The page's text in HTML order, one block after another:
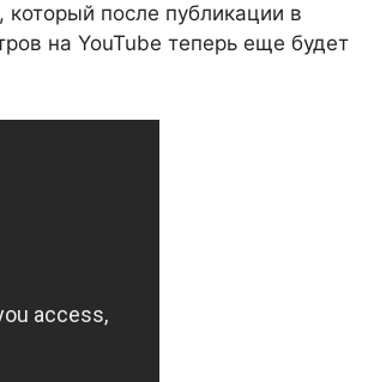
после публикации в
на YouTube теперь еще будет